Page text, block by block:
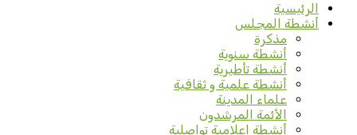
الرئيسية
أنشطة المجلس
مذكرة
أنشطة سنوية
أنشطة تأطيرية
أنشطة علمية و ثقافية
علماء المدينة
الأئمة المرشدون
أنشطة إعلامية تواصلية